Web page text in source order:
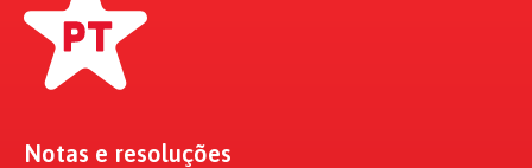
Notas e resoluções